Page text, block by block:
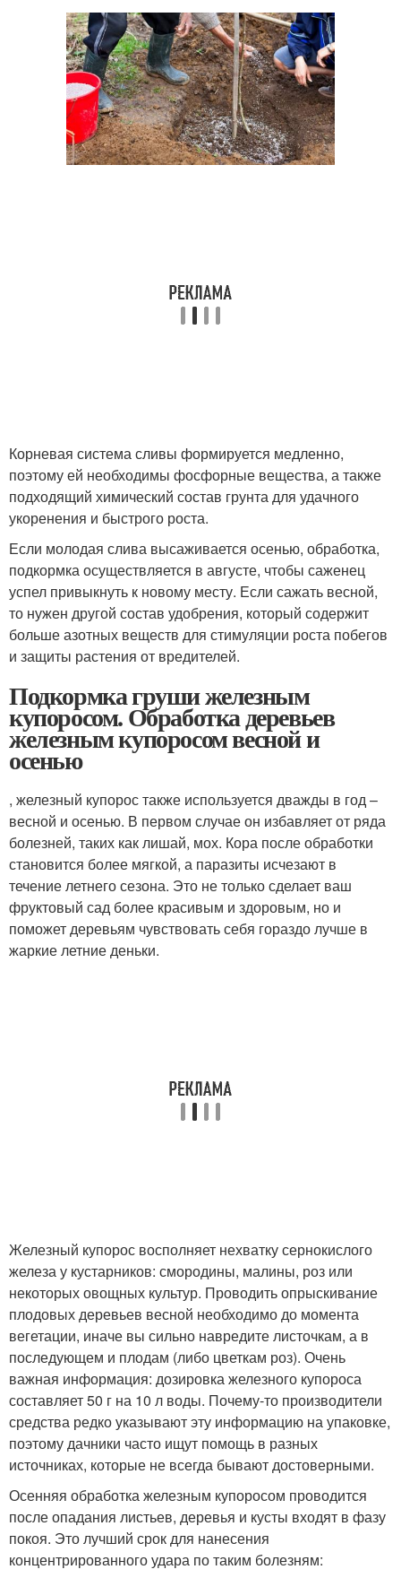
Корневая система сливы формируется медленно,
поэтому ей необходимы фосфорные вещества, а также
подходящий химический состав грунта для удачного
укоренения и быстрого роста.
Если молодая слива высаживается осенью, обработка,
подкормка осуществляется в августе, чтобы саженец
успел привыкнуть к новому месту. Если сажать весной,
то нужен другой состав удобрения, который содержит
больше азотных веществ для стимуляции роста побегов
и защиты растения от вредителей.
Подкормка груши железным
купоросом. Обработка деревьев
железным купоросом весной и
осенью
, железный купорос также используется дважды в год –
весной и осенью. В первом случае он избавляет от ряда
болезней, таких как лишай, мох. Кора после обработки
становится более мягкой, а паразиты исчезают в
течение летнего сезона. Это не только сделает ваш
фруктовый сад более красивым и здоровым, но и
поможет деревьям чувствовать себя гораздо лучше в
жаркие летние деньки.
Железный купорос восполняет нехватку сернокислого
железа у кустарников: смородины, малины, роз или
некоторых овощных культур. Проводить опрыскивание
плодовых деревьев весной необходимо до момента
вегетации, иначе вы сильно навредите листочкам, а в
последующем и плодам (либо цветкам роз). Очень
важная информация: дозировка железного купороса
составляет 50 г на 10 л воды. Почему-то производители
средства редко указывают эту информацию на упаковке,
поэтому дачники часто ищут помощь в разных
источниках, которые не всегда бывают достоверными.
Осенняя обработка железным купоросом проводится
после опадания листьев, деревья и кусты входят в фазу
покоя. Это лучший срок для нанесения
концентрированного удара по таким болезням: